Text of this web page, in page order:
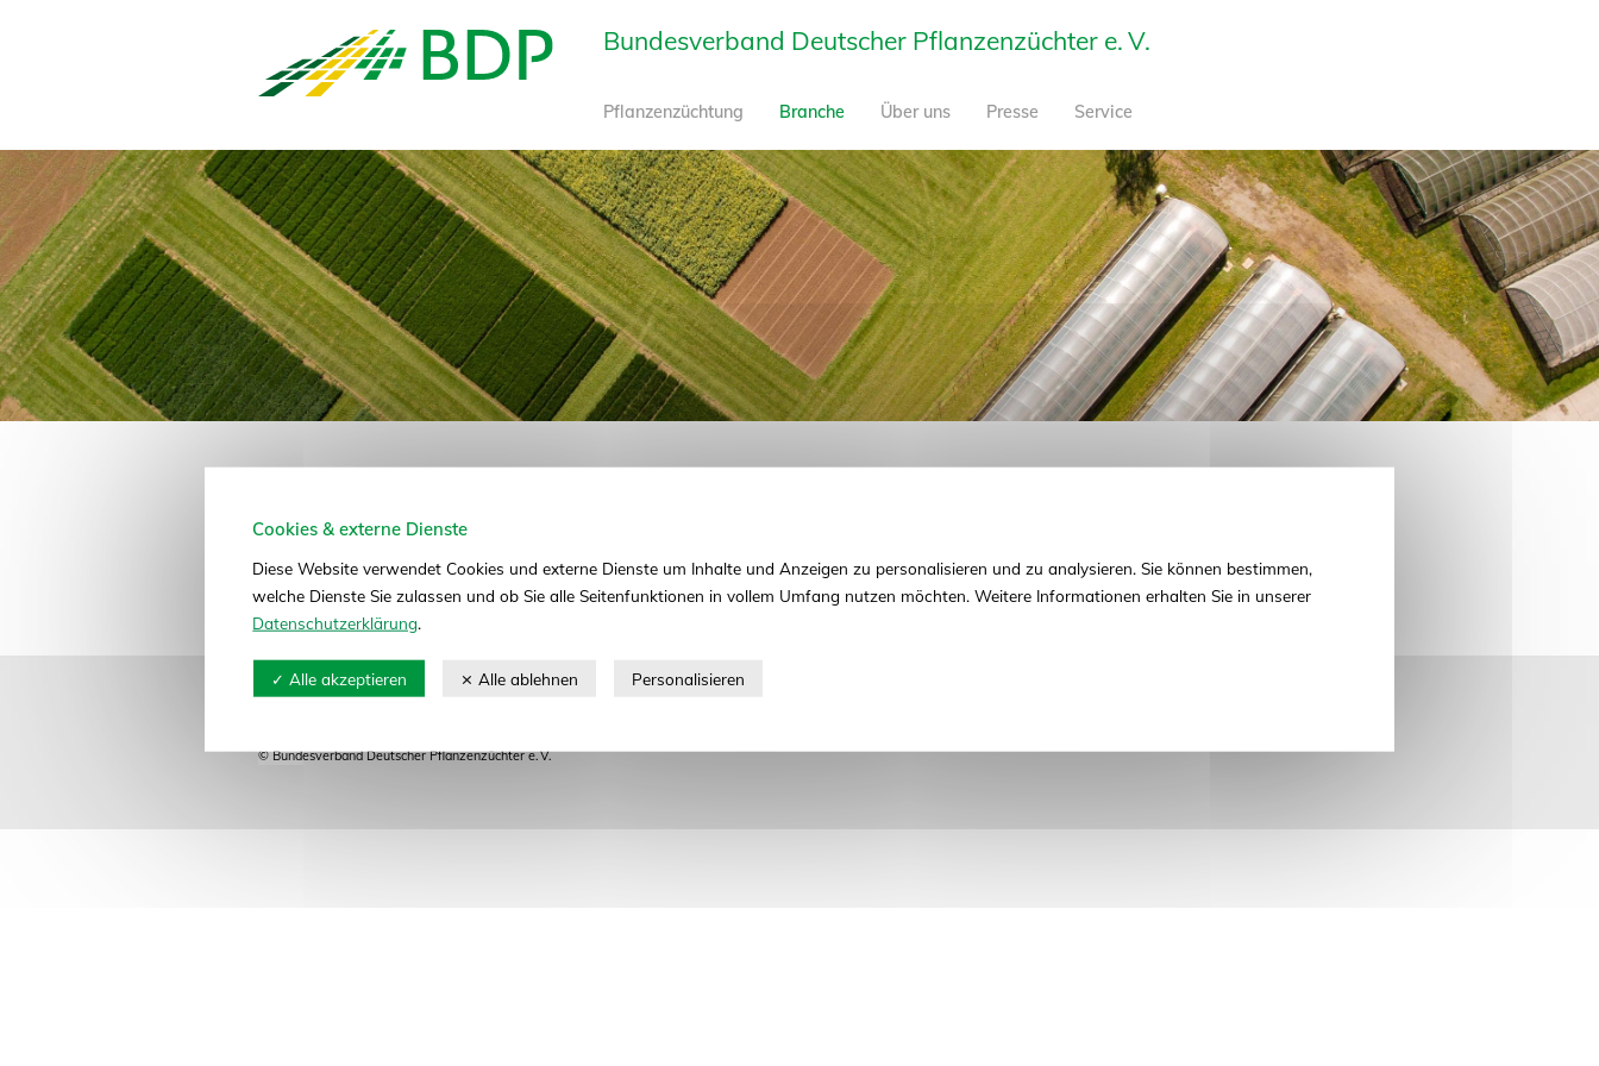
Bundesverband Deutscher Pflanzenzüchter e. V.
Pflanzenzüchtung Branche Über uns Presse Service
zum Seitenanfang
Cookies & externe Dienste
Diese Website verwendet Cookies und externe Dienste um Inhalte und Anzeigen zu personalisieren und zu analysieren. Sie können bestimmen,
welche Dienste Sie zulassen und ob Sie alle Seitenfunktionen in vollem Umfang nutzen möchten. Weitere Informationen erhalten Sie in unserer
Datenschutzerklärung.
© Bundesverband Deutscher Pflanzenzüchter e. V.